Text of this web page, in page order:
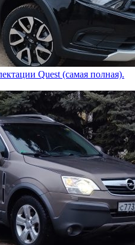
Quest (самая полная).